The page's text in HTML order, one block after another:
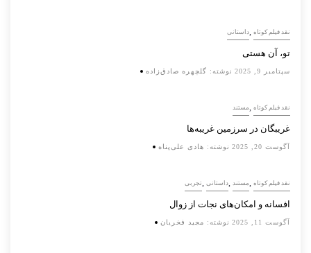
داستانی, نقد فیلم کوتاه
تو، آن هستی
نوشته: گلچهره صادق‌زاده سپتامبر 9, 2025
مستند, نقد فیلم کوتاه
غریبگان در سرزمین غریبه‌ها
نوشته: هادی علی‌پناه آگوست 20, 2025
تجربی, داستانی, مستند, نقد فیلم کوتاه
افسانه‌ و امکان‌های نجات از زوال
نوشته: مجید فخریان آگوست 11, 2025